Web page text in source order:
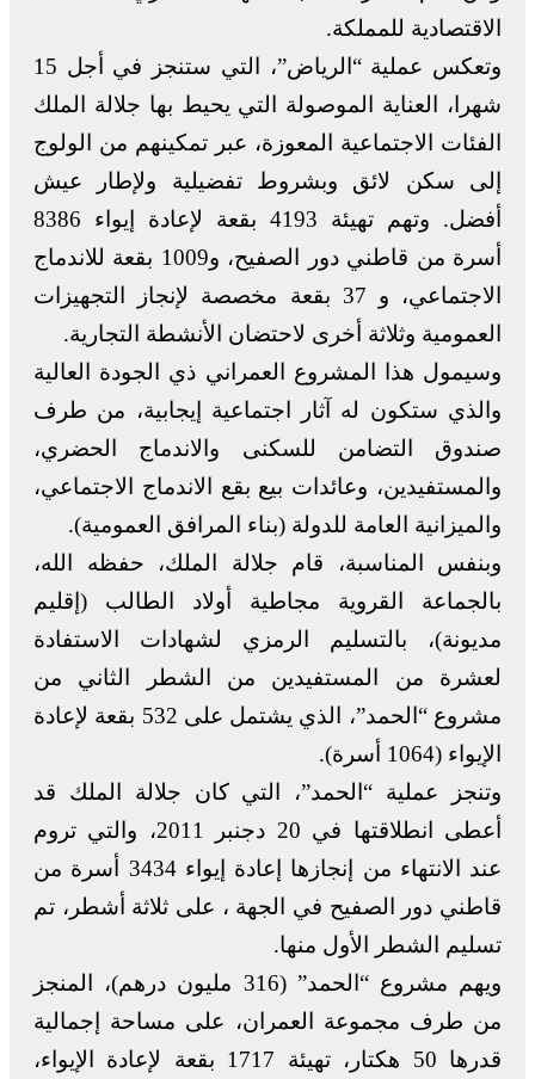
الاقتصادية للمملكة.
وتعكس عملية “الرياض”، التي ستنجز في أجل 15
شهرا، العناية الموصولة التي يحيط بها جلالة الملك
الفئات الاجتماعية المعوزة، عبر تمكينهم من الولوج
إلى سكن لائق وبشروط تفضيلية ولإطار عيش
أفضل. وتهم تهيئة 4193 بقعة لإعادة إيواء 8386
أسرة من قاطني دور الصفيح، و1009 بقعة للاندماج
الاجتماعي، و 37 بقعة مخصصة لإنجاز التجهيزات
العمومية وثلاثة أخرى لاحتضان الأنشطة التجارية.
وسيمول هذا المشروع العمراني ذي الجودة العالية
والذي ستكون له آثار اجتماعية إيجابية، من طرف
صندوق التضامن للسكنى والاندماج الحضري،
والمستفيدين، وعائدات بيع بقع الاندماج الاجتماعي،
والميزانية العامة للدولة (بناء المرافق العمومية).
وبنفس المناسبة، قام جلالة الملك، حفظه الله،
بالجماعة القروية مجاطية أولاد الطالب (إقليم
مديونة)، بالتسليم الرمزي لشهادات الاستفادة
لعشرة من المستفيدين من الشطر الثاني من
مشروع “الحمد”، الذي يشتمل على 532 بقعة لإعادة
الإيواء (1064 أسرة).
وتنجز عملية “الحمد”، التي كان جلالة الملك قد
أعطى انطلاقتها في 20 دجنبر 2011، والتي تروم
عند الانتهاء من إنجازها إعادة إيواء 3434 أسرة من
قاطني دور الصفيح في الجهة ، على ثلاثة أشطر، تم
تسليم الشطر الأول منها.
ويهم مشروع “الحمد” (316 مليون درهم)، المنجز
من طرف مجموعة العمران، على مساحة إجمالية
قدرها 50 هكتار، تهيئة 1717 بقعة لإعادة الإيواء،